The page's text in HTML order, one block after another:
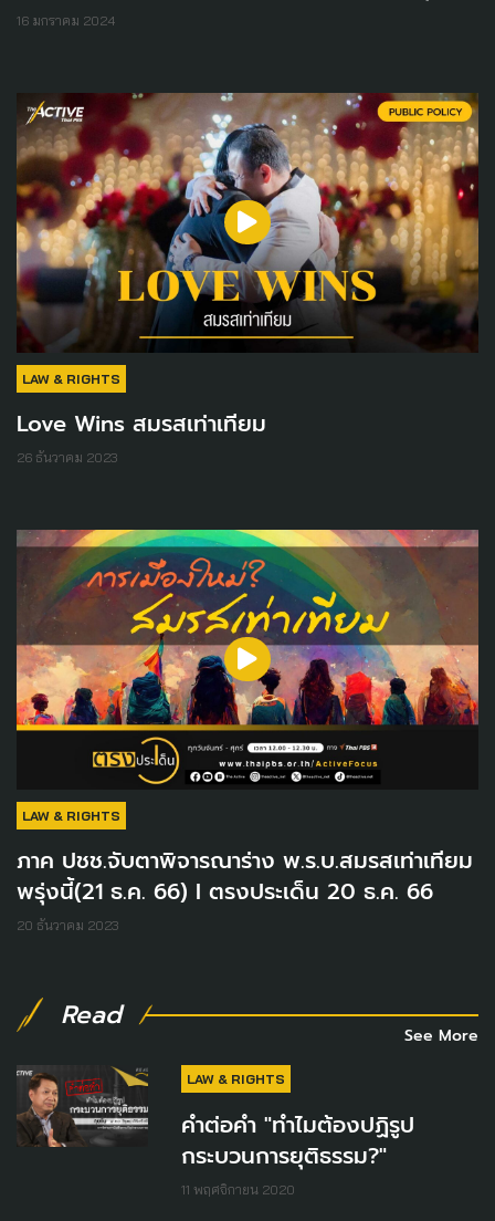
16 มกราคม 2024
LAW & RIGHTS
Love Wins สมรสเท่าเทียม
26 ธันวาคม 2023
LAW & RIGHTS
ภาค ปชช.จับตาพิจารณาร่าง พ.ร.บ.สมรสเท่าเทียม
พรุ่งนี้(21 ธ.ค. 66) I ตรงประเด็น 20 ธ.ค. 66
20 ธันวาคม 2023
Read
See More
LAW & RIGHTS
คำต่อคำ "ทำไมต้องปฏิรูป
กระบวนการยุติธรรม?"
11 พฤศจิกายน 2020